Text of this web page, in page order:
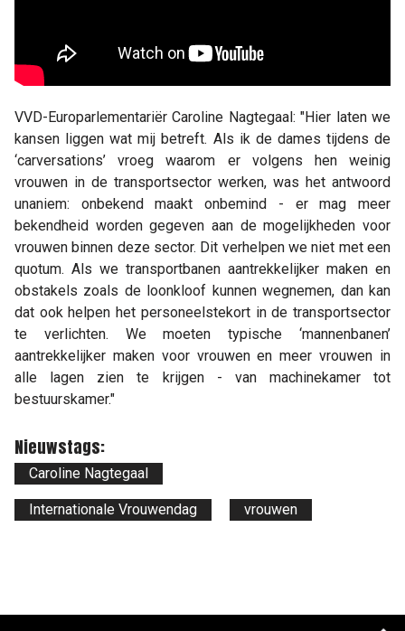
VVD-Europarlementariër Caroline Nagtegaal: "Hier laten we
kansen liggen wat mij betreft. Als ik de dames tijdens de
‘carversations’ vroeg waarom er volgens hen weinig
vrouwen in de transportsector werken, was het antwoord
unaniem: onbekend maakt onbemind - er mag meer
bekendheid worden gegeven aan de mogelijkheden voor
vrouwen binnen deze sector. Dit verhelpen we niet met een
quotum. Als we transportbanen aantrekkelijker maken en
obstakels zoals de loonkloof kunnen wegnemen, dan kan
dat ook helpen het personeelstekort in de transportsector
te verlichten. We moeten typische ‘mannenbanen’
aantrekkelijker maken voor vrouwen en meer vrouwen in
alle lagen zien te krijgen - van machinekamer tot
bestuurskamer."
Nieuwstags:
Caroline Nagtegaal
Internationale Vrouwendag vrouwen